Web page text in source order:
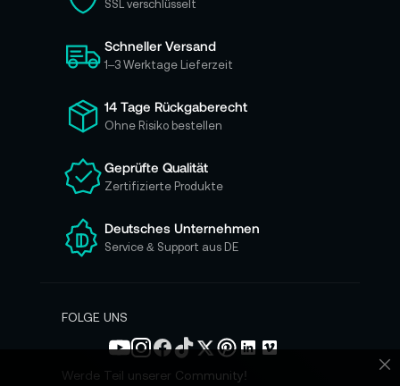
s
c
h
ü
r
u
e
e
n
N
s
SSL verschlüsselt
Schneller Versand
1–3 Werktage Lieferzeit
14 Tage Rückgaberecht
Ohne Risiko bestellen
Geprüfte Qualität
Zertifizierte Produkte
Deutsches Unternehmen
Service & Support aus DE
FOLGE UNS
Werde Teil unserer Community!